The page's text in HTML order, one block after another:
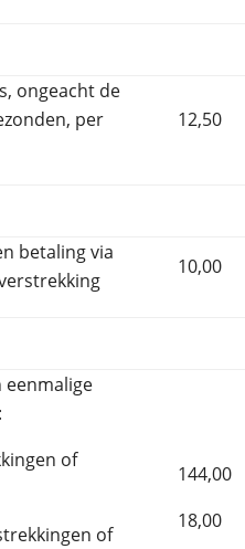
ongeacht de
per
12,50
betaling via
10,00
eenmalige
of
of
144,00
18,00